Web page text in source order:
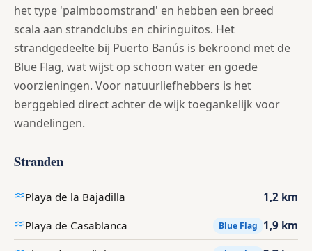
het type 'palmboomstrand' en hebben een breed
scala aan strandclubs en chiringuitos. Het
strandgedeelte bij Puerto Banús is bekroond met de
Blue Flag, wat wijst op schoon water en goede
voorzieningen. Voor natuurliefhebbers is het
berggebied direct achter de wijk toegankelijk voor
wandelingen.
Stranden
Playa de la Bajadilla 1,2 km
Playa de Casablanca Blue Flag 1,9 km